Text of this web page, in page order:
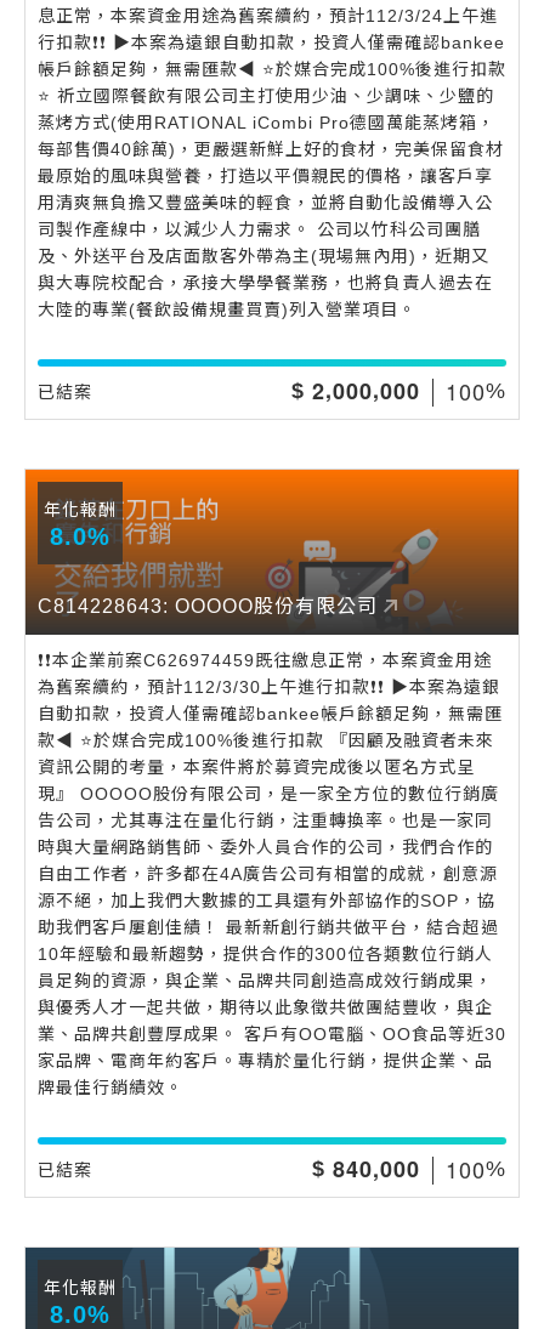
息正常，本案資金用途為舊案續約，預計112/3/24上午進
行扣款❗️❗️ ▶️本案為遠銀自動扣款，投資人僅需確認bankee
帳戶餘額足夠，無需匯款◀️ ⭐️於媒合完成100%後進行扣款
⭐️ 祈立國際餐飲有限公司主打使用少油、少調味、少鹽的
蒸烤方式(使用RATIONAL iCombi Pro德國萬能蒸烤箱，
每部售價40餘萬)，更嚴選新鮮上好的食材，完美保留食材
最原始的風味與營養，打造以平價親民的價格，讓客戶享
用清爽無負擔又豐盛美味的輕食，並將自動化設備導入公
司製作產線中，以減少人力需求。 公司以竹科公司團膳
及、外送平台及店面散客外帶為主(現場無內用)，近期又
與大專院校配合，承接大學學餐業務，也將負責人過去在
大陸的專業(餐飲設備規畫買賣)列入營業項目。
已結案 $ 2,000,000 100%
C814228643: OOOOO股份有限公司
年化報酬
8.0%
❗️❗️本企業前案C626974459既往繳息正常，本案資金用途
為舊案續約，預計112/3/30上午進行扣款❗️❗️ ▶️本案為遠銀
自動扣款，投資人僅需確認bankee帳戶餘額足夠，無需匯
款◀️ ⭐️於媒合完成100%後進行扣款 『因顧及融資者未來
資訊公開的考量，本案件將於募資完成後以匿名方式呈
現』 OOOOO股份有限公司，是一家全方位的數位行銷廣
告公司，尤其專注在量化行銷，注重轉換率。也是一家同
時與大量網路銷售師、委外人員合作的公司，我們合作的
自由工作者，許多都在4A廣告公司有相當的成就，創意源
源不絕，加上我們大數據的工具還有外部協作的SOP，協
助我們客戶屢創佳績！ 最新新創行銷共做平台，結合超過
10年經驗和最新趨勢，提供合作的300位各類數位行銷人
員足夠的資源，與企業、品牌共同創造高成效行銷成果，
與優秀人才一起共做，期待以此象徵共做團結豐收，與企
業、品牌共創豐厚成果。 客戶有OO電腦、OO食品等近30
家品牌、電商年約客戶。專精於量化行銷，提供企業、品
牌最佳行銷績效。
已結案 $ 840,000 100%
年化報酬
8.0%